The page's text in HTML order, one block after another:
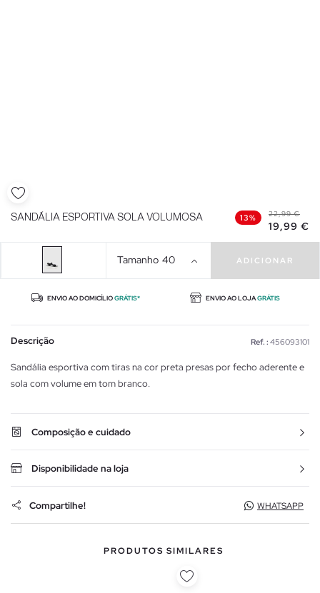
SANDÁLIA ESPORTIVA SOLA VOLUMOSA 13% 22,99 €
19,99 €
Tamanho 40 ADICIONAR
ENVIO AO DOMICÍLIOGRÁTIS* ENVIO AO LOJAGRÁTIS
Descrição Ref. : 456093101
Sandália esportiva com tiras na cor preta presas por fecho aderente e
sola com volume em tom branco.
Composição e cuidado
Disponibilidade na loja
Compartilhe! WHATSAPP
PRODUTOS SIMILARES